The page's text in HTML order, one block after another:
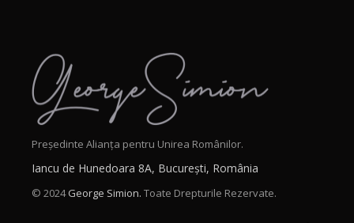
Președinte Alianța pentru Unirea Românilor.
Iancu de Hunedoara 8A, București, România
© 2024George Simion. Toate Drepturile Rezervate.